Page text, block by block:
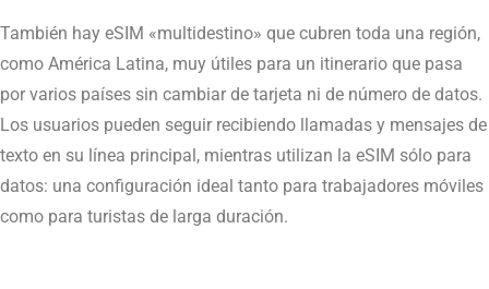
También hay eSIM «multidestino» que cubren toda una región,
como América Latina, muy útiles para un itinerario que pasa
por varios países sin cambiar de tarjeta ni de número de datos.
Los usuarios pueden seguir recibiendo llamadas y mensajes de
texto en su línea principal, mientras utilizan la eSIM sólo para
datos: una configuración ideal tanto para trabajadores móviles
como para turistas de larga duración.